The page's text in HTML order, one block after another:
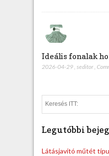
Ideális fonalak
2026-04-29 seditor
Legutóbbi
Látásjavító műtét